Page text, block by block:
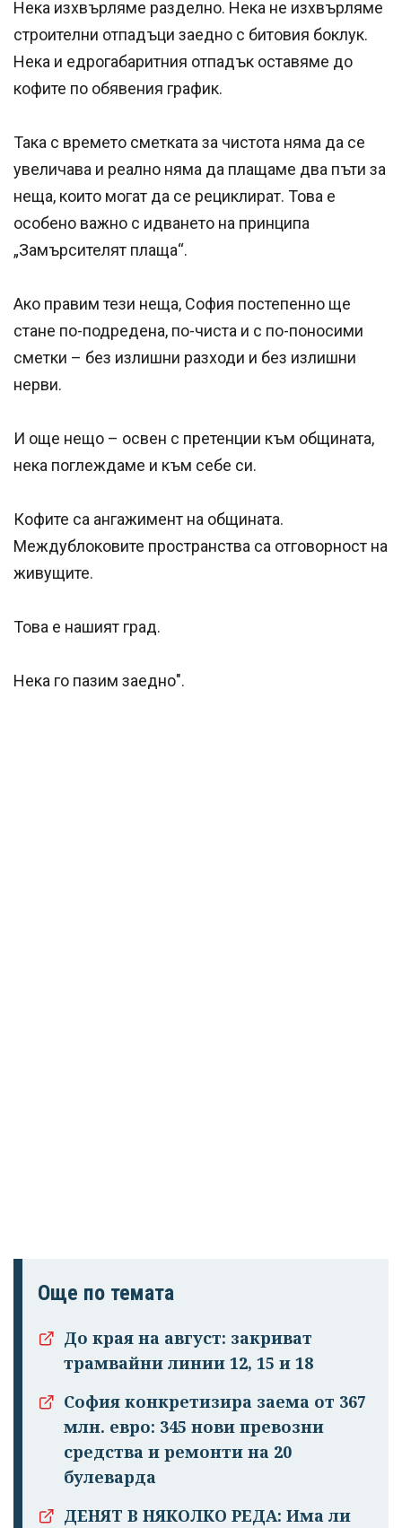
Нека изхвърляме разделно. Нека не изхвърляме
строителни отпадъци заедно с битовия боклук.
Нека и едрогабаритния отпадък оставяме до
кофите по обявения график.
Така с времето сметката за чистота няма да се
увеличава и реално няма да плащаме два пъти за
неща, които могат да се рециклират. Това е
особено важно с идването на принципа
„Замърсителят плаща“.
Ако правим тези неща, София постепенно ще
стане по-подредена, по-чиста и с по-поносими
сметки – без излишни разходи и без излишни
нерви.
И още нещо – освен с претенции към общината,
нека поглеждаме и към себе си.
Кофите са ангажимент на общината.
Междублоковите пространства са отговорност на
живущите.
Това е нашият град.
Нека го пазим заедно".
Още по темата
До края на август: закриват
трамвайни линии 12, 15 и 18
София конкретизира заема от 367
млн. евро: 345 нови превозни
средства и ремонти на 20
булеварда
ДЕНЯТ В НЯКОЛКО РЕДА: Има ли